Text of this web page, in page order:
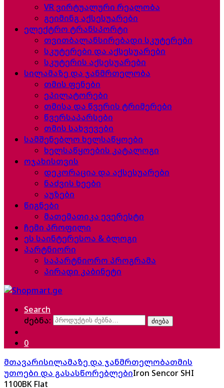
VR ვირტუალური რეალობა
გეიმინგ აქსესუარები
ელექტრო ტრანსპორტი
თვითბალანსირებადი სკუტერები
სკუტერები და აქსესუარები
სკუტერის აქსესუარები
სილამაზე და ჯანმრთელობა
თმის ფენები
ეპილატორები
თმისა და წვერის ტრიმერები
წვერსაპარსები
თმის სახვევები
სამშენებლო ხელსაწყოები
ხელსაწყოების კატალოგი
ოჯახისთვის
დეკორაცია და აქსესუარები
ნაძვის ხეები
აუზები
წიგნები
მათემათიკა ევერესტი
ჩემი პროფილი
ეს საინტერესოა & ბლოგი
პარტნიორი
საპარტნიორო პროგრამა
პირადი კაბინეტი
Search
ძებნა:
ძიება
0
მთავარისილამაზე და ჯანმრთელობათმის
უთოები და გასასწორებლებიIron Sencor SHI
1100BK Flat